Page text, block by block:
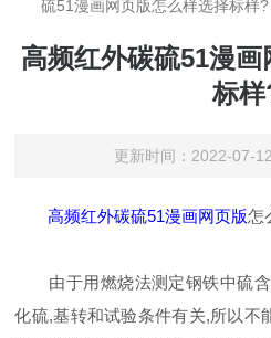
硫51漫画网页版怎么样选择标样?
高频红外碳硫51漫
标
更新时间：2022-07-
高频红外碳硫51漫画网页版怎
由于用燃烧法测定钢铁中硫含
化硫,基转和试验条件有关,所以不